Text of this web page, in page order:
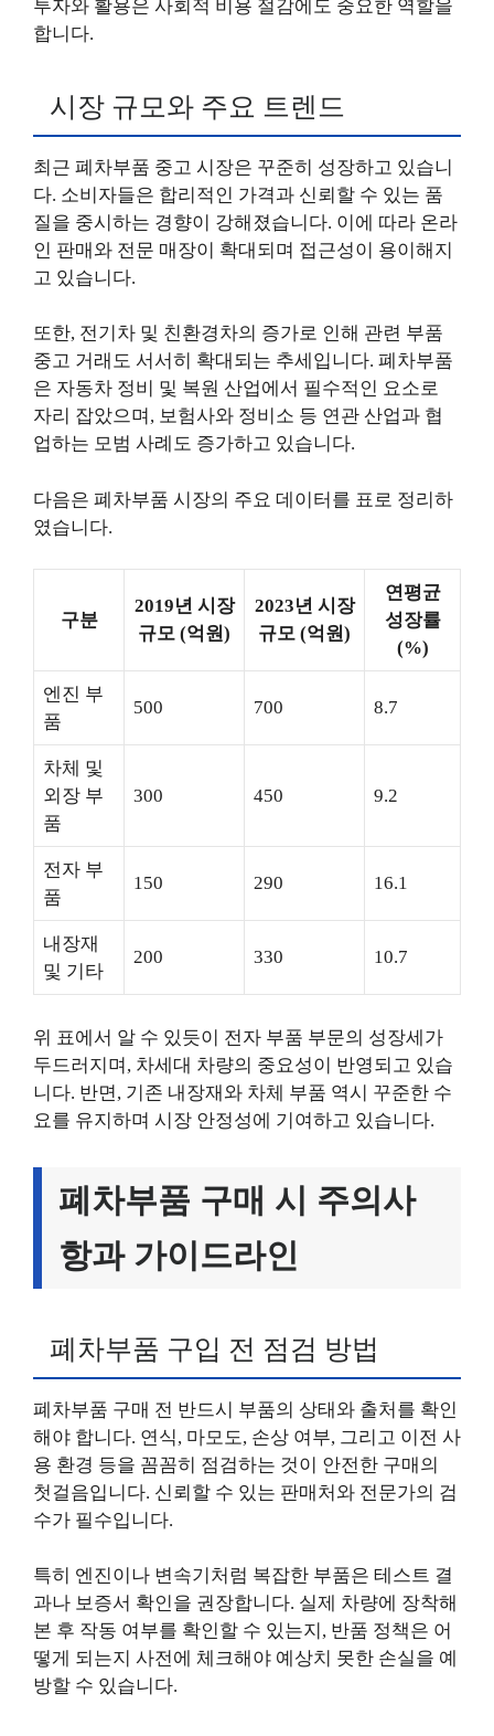
투자와 활용은 사회적 비용 절감에도 중요한 역할을
합니다.
시장 규모와 주요 트렌드
최근 폐차부품 중고 시장은 꾸준히 성장하고 있습니
다. 소비자들은 합리적인 가격과 신뢰할 수 있는 품
질을 중시하는 경향이 강해졌습니다. 이에 따라 온라
인 판매와 전문 매장이 확대되며 접근성이 용이해지
고 있습니다.
또한, 전기차 및 친환경차의 증가로 인해 관련 부품
중고 거래도 서서히 확대되는 추세입니다. 폐차부품
은 자동차 정비 및 복원 산업에서 필수적인 요소로
자리 잡았으며, 보험사와 정비소 등 연관 산업과 협
업하는 모범 사례도 증가하고 있습니다.
다음은 폐차부품 시장의 주요 데이터를 표로 정리하
였습니다.
구분
2019년 시장
규모 (억원)
2023년 시장
규모 (억원)
연평균
성장률
(%)
엔진 부
품
500 700 8.7
차체 및
외장 부
품
300 450 9.2
전자 부
품
150 290 16.1
내장재
및 기타
200 330 10.7
위 표에서 알 수 있듯이 전자 부품 부문의 성장세가
두드러지며, 차세대 차량의 중요성이 반영되고 있습
니다. 반면, 기존 내장재와 차체 부품 역시 꾸준한 수
요를 유지하며 시장 안정성에 기여하고 있습니다.
폐차부품 구매 시 주의사
항과 가이드라인
폐차부품 구입 전 점검 방법
폐차부품 구매 전 반드시 부품의 상태와 출처를 확인
해야 합니다. 연식, 마모도, 손상 여부, 그리고 이전 사
용 환경 등을 꼼꼼히 점검하는 것이 안전한 구매의
첫걸음입니다. 신뢰할 수 있는 판매처와 전문가의 검
수가 필수입니다.
특히 엔진이나 변속기처럼 복잡한 부품은 테스트 결
과나 보증서 확인을 권장합니다. 실제 차량에 장착해
본 후 작동 여부를 확인할 수 있는지, 반품 정책은 어
떻게 되는지 사전에 체크해야 예상치 못한 손실을 예
방할 수 있습니다.